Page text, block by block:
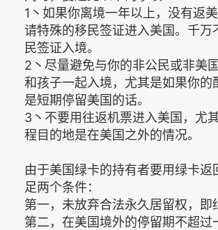
1丶如果你离境一年以上，没有返
请特殊的移民签证进入美国。千万
民签证入境。
2丶尽量避免与你的非公民或非美
和孩子一起入境，尤其是如果你的
是短期停留美国的话。
3丶不要用往返机票进入美国，尤
程目的地是在美国之外的情况。
由于美国绿卡的持有者要用绿卡返
足两个条件：
第一，未放弃合法永久居留权，即
第二，在美国境外的停留期不超过